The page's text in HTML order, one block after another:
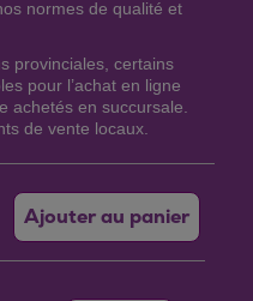
normes de qualité et
provinciales, certains
pour l’achat en ligne
achetés en succursale.
de vente locaux.
Ajouter au panier